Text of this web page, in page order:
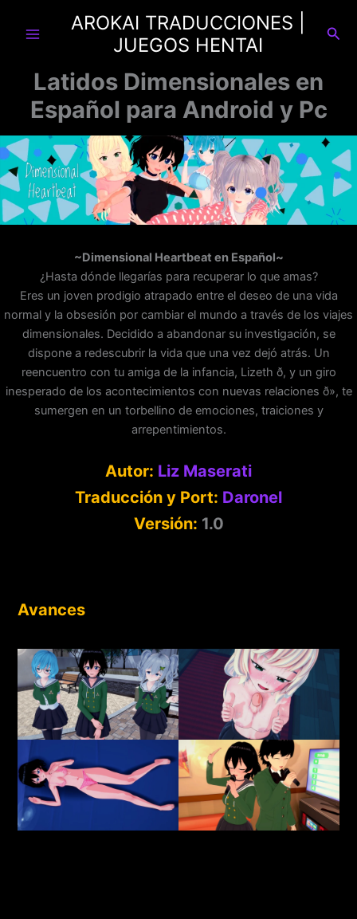
AROKAI TRADUCCIONES |
JUEGOS HENTAI
Latidos Dimensionales en
Español para Android y Pc
~Dimensional Heartbeat en Español~
¿Hasta dónde llegarías para recuperar lo que amas?
Eres un joven prodigio atrapado entre el deseo de una vida
normal y la obsesión por cambiar el mundo a través de los viajes
dimensionales. Decidido a abandonar su investigación, se
dispone a redescubrir la vida que una vez dejó atrás. Un
reencuentro con tu amiga de la infancia, Lizeth ð, y un giro
inesperado de los acontecimientos con nuevas relaciones ð», te
sumergen en un torbellino de emociones, traiciones y
arrepentimientos.
Autor: Liz Maserati
Traducción y Port: Daronel
Versión: 1.0
Avances